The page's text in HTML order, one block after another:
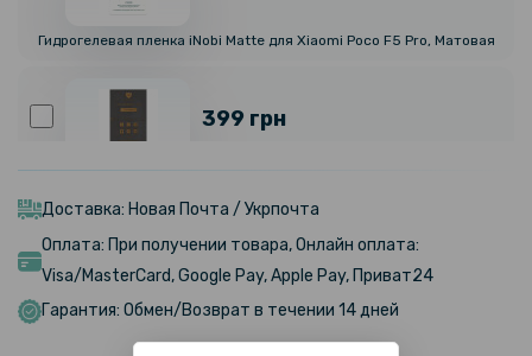
Гидрогелевая пленка iNobi Matte для Xiaomi Poco F5 Pro, Матовая
399 грн
Гидрогелевая пленка iNobi Privacy Matte для Xiaomi Poco F5 Pro
299 грн
Гидрогелевая пленка iNobi Matte для Xiaomi Poco F5 Pro на заднюю
панель, Матовая
Доставка: Новая Почта / Укрпочта
Оплата: При получении товара, Онлайн оплата:
Visa/MasterCard, Google Pay, Apple Pay, Приват24
Гарантия: Обмен/Возврат в течении 14 дней